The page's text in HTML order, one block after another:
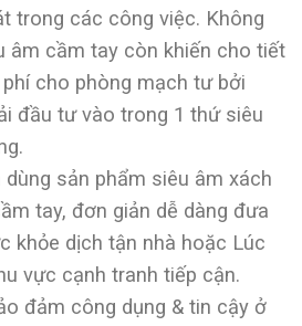
trong các công việc. Không
âm cầm tay còn khiến cho tiết
cho phòng mạch tư bởi
đầu tư vào trong 1 thứ siêu
sản phẩm siêu âm xách
tay, đơn giản dễ dàng đưa
khỏe dịch tận nhà hoặc Lúc
vực cạnh tranh tiếp cận.
đảm công dụng & tin cậy ở